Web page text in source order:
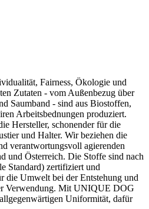
Fairness, Ökologie und
Zutaten - vom Außenbezug über
Saumband - sind aus Biostoffen,
Arbeitsbednungen produziert.
Hersteller, schonender für die
und Halter. Wir beziehen die
verantwortungsvoll agierenden
und Österreich. Die Stoffe sind nach
Standard) zertifiziert und
die Umwelt bei der Entstehung und
Verwendung. Mit UNIQUE DOG
Uniformität, dafür